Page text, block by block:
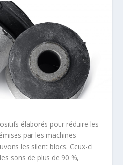
élaborés pour réduire les
par les machines
les silent blocs. Ceux-ci
sons de plus de 90 %,